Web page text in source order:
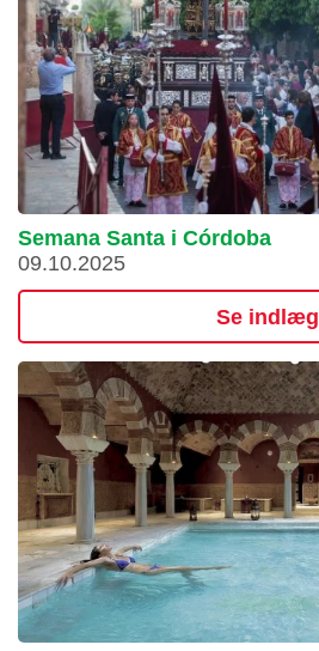
Semana Santa i Córdoba
09.10.2025
Se indlæg